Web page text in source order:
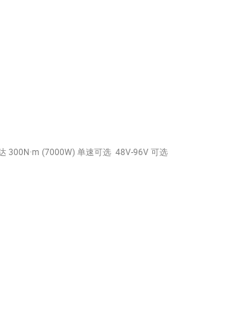
300N·m (7000W) 单速可选 48V-96V 可选